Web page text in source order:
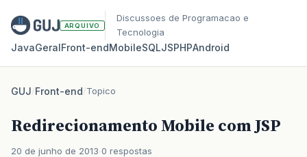
ARQUIVO
Discussoes de Programacao e
Tecnologia
JavaGeralFront‑endMobileSQLJSPHPAndroid
GUJ/Front-end/Topico
Redirecionamento Mobile com JSP
20 de junho de 2013 0 respostas